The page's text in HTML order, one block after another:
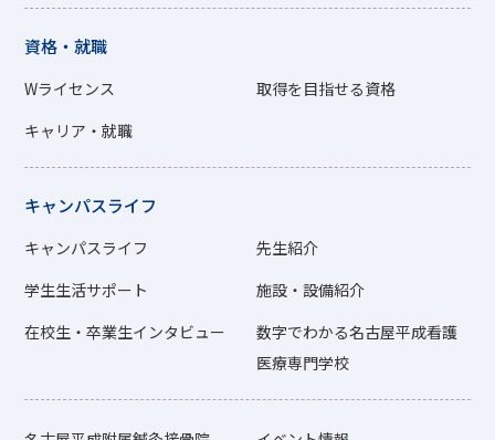
資格・就職
Wライセンス
取得を目指せる資格
キャリア・就職
キャンパスライフ
キャンパスライフ
先生紹介
学生生活サポート
施設・設備紹介
在校生・卒業生インタビュー
数字でわかる名古屋平成看護
医療専門学校